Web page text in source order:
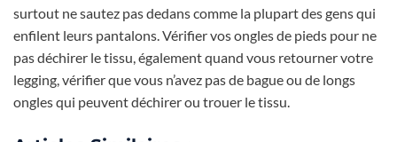
surtout ne sautez pas dedans comme la plupart des gens qui
enfilent leurs pantalons. Vérifier vos ongles de pieds pour ne
pas déchirer le tissu, également quand vous retourner votre
legging, vérifier que vous n’avez pas de bague ou de longs
ongles qui peuvent déchirer ou trouer le tissu.